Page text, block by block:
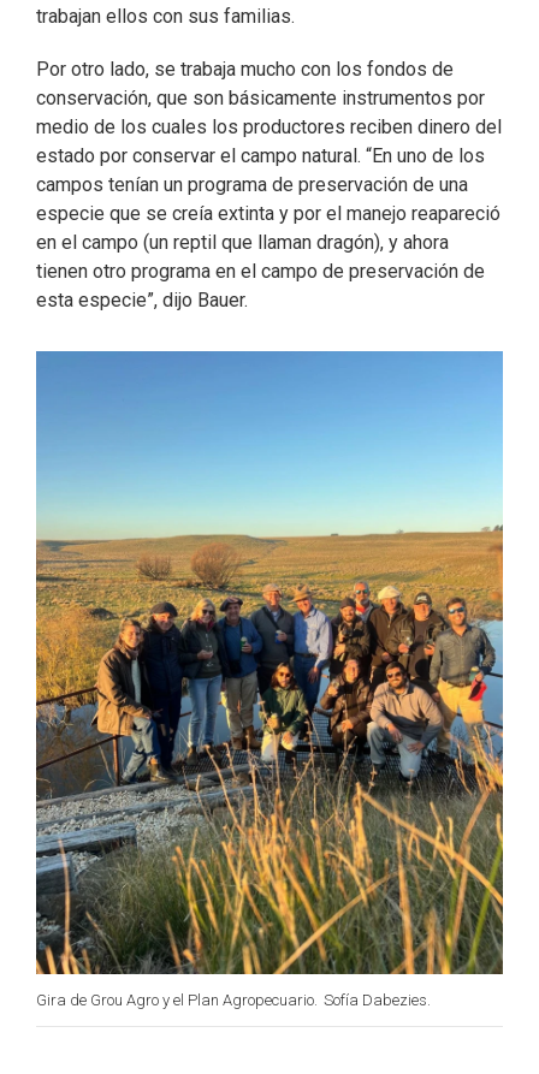
trabajan ellos con sus familias.
Por otro lado, se trabaja mucho con los fondos de
conservación, que son básicamente instrumentos por
medio de los cuales los productores reciben dinero del
estado por conservar el campo natural. “En uno de los
campos tenían un programa de preservación de una
especie que se creía extinta y por el manejo reapareció
en el campo (un reptil que llaman dragón), y ahora
tienen otro programa en el campo de preservación de
esta especie”, dijo Bauer.
Gira de Grou Agro y el Plan Agropecuario. Sofía Dabezies.